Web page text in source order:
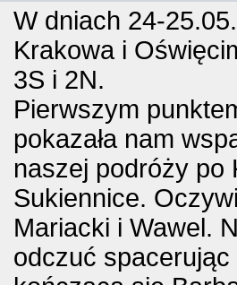
W dniach 24-
Krakowa i
3S i 2N.
Pierwszym
pokazała nam
naszej podróży po
Sukiennice.
Mariacki i Wawel.
odczuć